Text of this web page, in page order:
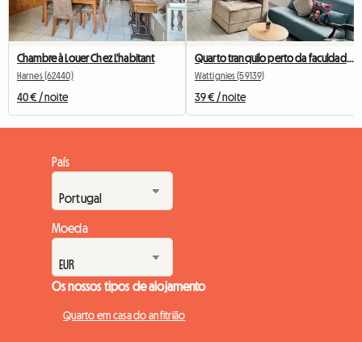
Chambre à Louer Chez L'habitant
Harnes (62440)
40 € / noite
Wattignies (59139)
39 € / noite
País
Moeda
Os nossos tipos de alojamento
Quarto em casa do anfitrião